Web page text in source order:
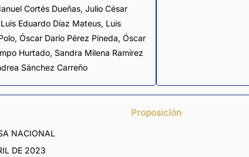
Cortés Dueñas, Julio César
Luis Eduardo Díaz Mateus, Luis
, Óscar Darío Pérez Pineda, Óscar
Hurtado, Sandra Milena Ramírez
Sánchez Carreño
Proposición
NACIONAL
DE 2023